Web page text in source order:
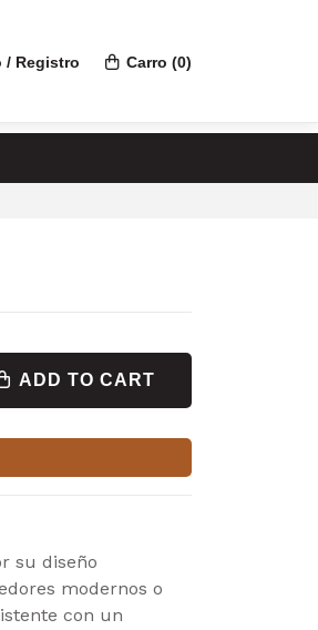
/ Registro Carro (0)
ADD TO CART
su diseño
modernos o
con un